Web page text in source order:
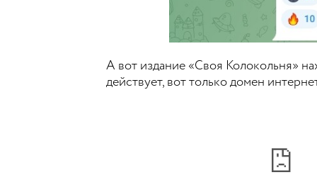
А вот издание «Своя Колокольня»
действует, вот только домен